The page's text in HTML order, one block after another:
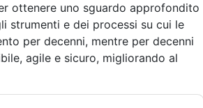
ottenere uno sguardo approfondito
strumenti e dei processi su cui le
per decenni, mentre per decenni
agile e sicuro, migliorando al